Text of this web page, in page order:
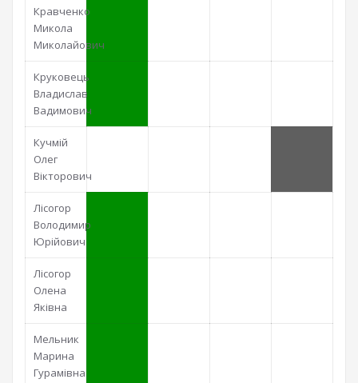
Кравченко
Микола
Миколайович
Круковець
Владислав
Вадимович
Кучмій
Олег
Вікторович
Лісогор
Володимир
Юрійович
Лісогор
Олена
Яківна
Мельник
Марина
Гурамівна